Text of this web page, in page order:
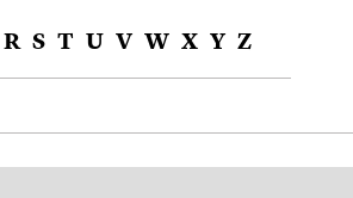
R S T U V W X Y Z